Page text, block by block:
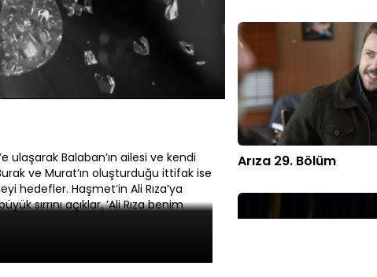
Oynatma
Hızı
Altyazılar
ulaşarak Balaban’ın ailesi ve kendi
ve Murat’ın oluşturduğu ittifak ise
hedefler. Haşmet’in Ali Rıza’ya
sırrını açıklar, ’Ali Rıza benim
için babalarının mezar yerine
karşıya kalacaklardır.
Arıza 29. Bölüm